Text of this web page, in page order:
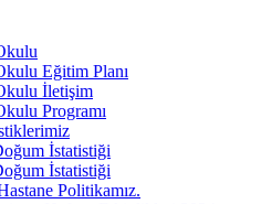
Eğitim Planı
İletişim
Programı
İstatistiği
İstatistiği
Politikamız.